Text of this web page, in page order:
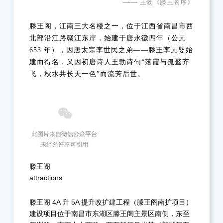
—— 王勃《滕王阁序》
滕王阁，江南三大名楼之一，位于江西省南昌市西
北部沿江路赣江东岸，始建于唐永徽四年（公元
653 年），因唐太宗李世民之弟——滕王李元婴始
建而得名，又因初唐诗人王勃诗句“落霞与孤鹜齐
飞，秋水共长天一色”而流芳后世。
滕王阁
attractions
滕王阁 4A 升 5A 提升改扩建工程（滕王阁南扩项目）
建设项目位于南昌市东湖区滕王阁主景区南侧，东至